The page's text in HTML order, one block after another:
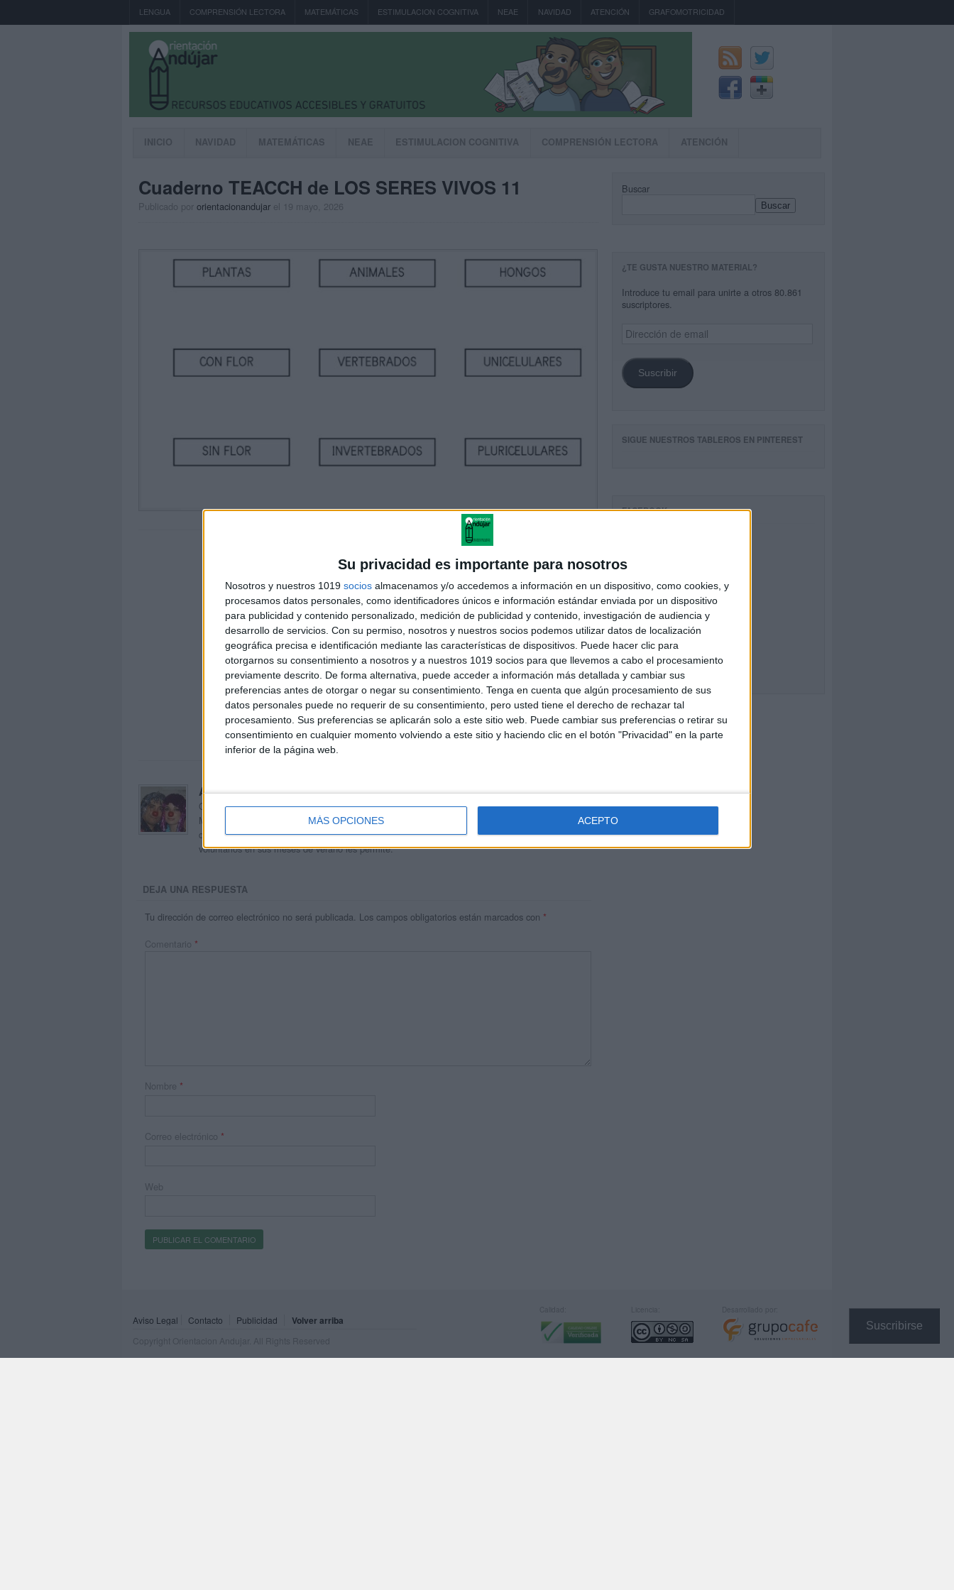
Su privacidad es importante para nosotros
Nosotros y nuestros 1019 socios almacenamos y/o accedemos a información en un dispositivo, como cookies, y
procesamos datos personales, como identificadores únicos e información estándar enviada por un dispositivo
para publicidad y contenido personalizado, medición de publicidad y contenido, investigación de audiencia y
desarrollo de servicios. Con su permiso, nosotros y nuestros socios podemos utilizar datos de localización
geográfica precisa e identificación mediante las características de dispositivos. Puede hacer clic para
otorgarnos su consentimiento a nosotros y a nuestros 1019 socios para que llevemos a cabo el procesamiento
previamente descrito. De forma alternativa, puede acceder a información más detallada y cambiar sus
preferencias antes de otorgar o negar su consentimiento. Tenga en cuenta que algún procesamiento de sus
datos personales puede no requerir de su consentimiento, pero usted tiene el derecho de rechazar tal
procesamiento. Sus preferencias se aplicarán solo a este sitio web. Puede cambiar sus preferencias o retirar su
consentimiento en cualquier momento volviendo a este sitio y haciendo clic en el botón "Privacidad" en la parte
inferior de la página web.
MÁS OPCIONES ACEPTO
Suscribirse
LENGUA COMPRENSIÓN LECTORA MATEMÁTICAS ESTIMULACION COGNITIVA NEAE NAVIDAD ATENCIÓN GRAFOMOTRICIDAD
INICIO NAVIDAD MATEMÁTICAS NEAE ESTIMULACION COGNITIVA COMPRENSIÓN LECTORA ATENCIÓN
Cuaderno TEACCH de LOS SERES VIVOS 11
Publicado por orientacionandujar el 19 mayo, 2026
Acerca de orientacionandujar
Orientación Andújar no es solo un blog, es la apuesta personal de dos profesores Ginés y
Maribel, que además de ser pareja, son los encargados de los contenidos que encontramos
dentro del blog y en el cual, vuelcan la mayor parte del tiempo, que sus tareas como docentes, y
voluntarios en sus meses de verano les permite.
DEJA UNA RESPUESTA
Tu dirección de correo electrónico no será publicada. Los campos obligatorios están marcados con *
Comentario *
Nombre *
Correo electrónico *
Web
Buscar
Buscar
¿TE GUSTA NUESTRO MATERIAL?
Introduce tu email para unirte a otros 80.861
suscriptores.
Dirección
de
Suscribir
SIGUE NUESTROS TABLEROS EN PINTEREST
FACEBOOK
Aviso Legal Contacto Publicidad Volver arriba